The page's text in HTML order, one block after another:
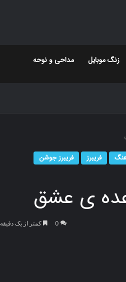
زنگ موبایل مداحی و نوحه
فریبرز
فریبرز جوشن
ی عشق
0 کمتر از یک دقیقه